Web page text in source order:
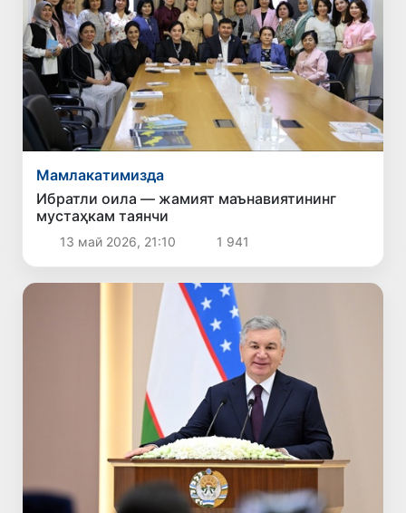
Мамлакатимизда
Ибратли оила — жамият маънавиятининг
мустаҳкам таянчи
13 май 2026, 21:10 1 941